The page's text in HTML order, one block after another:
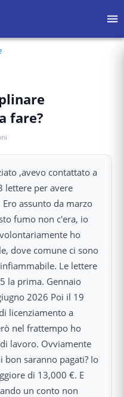
fare?
,avevo contattato a
lettere per avere
assunto da marzo
fumo non c'era, io
ho
dove comune ci sono
Le lettere
la prima. Gennaio
2026 Poi il 19
licenziamento a
nel frattempo ho
lavoro. Ovviamente
saranno pagati? Io
di 13,000 €. E
un conto non